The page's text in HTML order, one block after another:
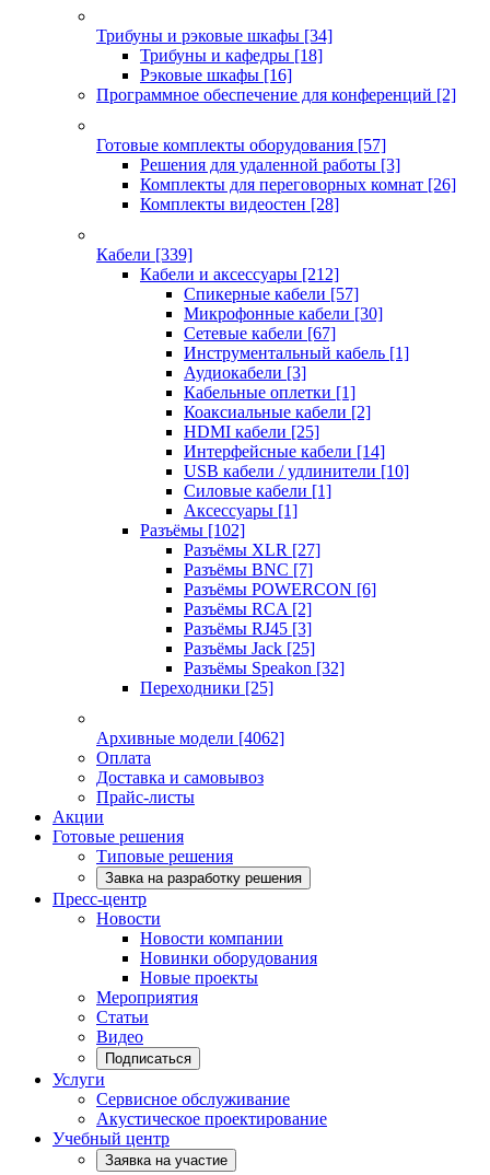
Трибуны и рэковые шкафы [34]
Трибуны и кафедры [18]
Рэковые шкафы [16]
Программное обеспечение для конференций [2]
Готовые комплекты оборудования [57]
Решения для удаленной работы [3]
Комплекты для переговорных комнат [26]
Комплекты видеостен [28]
Кабели [339]
Кабели и аксессуары [212]
Спикерные кабели [57]
Микрофонные кабели [30]
Сетевые кабели [67]
Инструментальный кабель [1]
Аудиокабели [3]
Кабельные оплетки [1]
Коаксиальные кабели [2]
HDMI кабели [25]
Интерфейсные кабели [14]
USB кабели / удлинители [10]
Силовые кабели [1]
Аксессуары [1]
Разъёмы [102]
Разъёмы XLR [27]
Разъёмы BNC [7]
Разъёмы POWERCON [6]
Разъёмы RCA [2]
Разъёмы RJ45 [3]
Разъёмы Jack [25]
Разъёмы Speakon [32]
Переходники [25]
Архивные модели [4062]
Оплата
Доставка и самовывоз
Прайс-листы
Акции
Готовые решения
Типовые решения
Завка на разработку решения
Пресс-центр
Новости
Новости компании
Новинки оборудования
Новые проекты
Мероприятия
Статьи
Видео
Подписаться
Услуги
Сервисное обслуживание
Акустическое проектирование
Учебный центр
Заявка на участие